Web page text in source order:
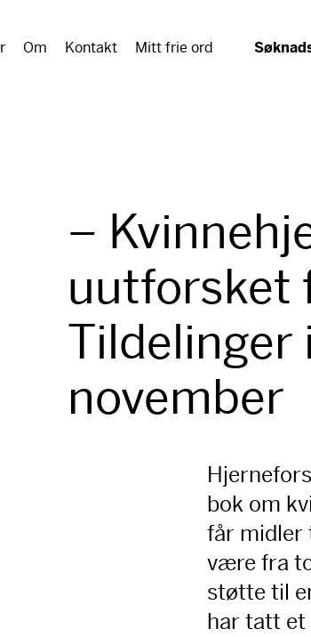
Om Kontakt
Mitt frie ord
–
uutforsket
Tildelinger
november
bok om
får midler
være fra
støtte til
har tatt et